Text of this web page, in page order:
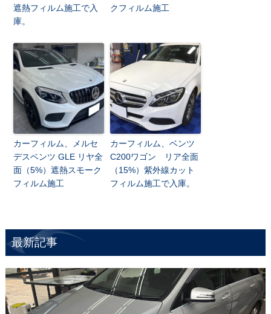
遮熱フィルム施工で入
庫。
クフィルム施工
カーフィルム、メルセ
デスベンツ GLE リヤ全
面（5%）遮熱スモーク
フィルム施工
カーフィルム、ベンツ
C200ワゴン リア全面
（15%）紫外線カット
フィルム施工で入庫。
最新記事